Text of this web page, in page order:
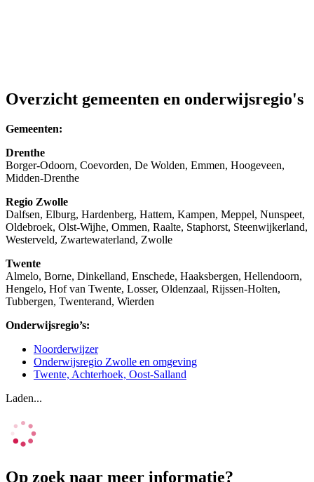
Overzicht gemeenten en onderwijsregio's
Gemeenten:
Drenthe
Borger-Odoorn, Coevorden, De Wolden, Emmen, Hoogeveen,
Midden-Drenthe
Regio Zwolle
Dalfsen, Elburg, Hardenberg, Hattem, Kampen, Meppel, Nunspeet,
Oldebroek, Olst-Wijhe, Ommen, Raalte, Staphorst, Steenwijkerland,
Westerveld, Zwartewaterland, Zwolle
Twente
Almelo, Borne, Dinkelland, Enschede, Haaksbergen, Hellendoorn,
Hengelo, Hof van Twente, Losser, Oldenzaal, Rijssen-Holten,
Tubbergen, Twenterand, Wierden
Onderwijsregio’s:
Noorderwijzer
Onderwijsregio Zwolle en omgeving
Twente, Achterhoek, Oost-Salland
Laden...
Op zoek naar meer informatie?